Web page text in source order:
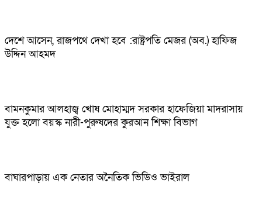
দেশে আসেন, রাজপথে দেখা হবে :রাষ্ট্রপতি মেজর (অব.) হাফিজ
উদ্দিন আহমদ
বামনকুমার আলহাজ্ব খোষ মোহাম্মদ সরকার হাফেজিয়া মাদরাসায়
যুক্ত হলো বয়স্ক নারী-পুরুষদের কুরআন শিক্ষা বিভাগ
বাঘারপাড়ায় এক নেতার অনৈতিক ভিডিও ভাইরাল